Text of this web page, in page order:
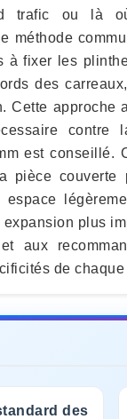
trafic ou là
méthode
à fixer les
des
Cette approche
contre
est conseillé.
pièce couverte
expansion plus
aux
de chaque
des